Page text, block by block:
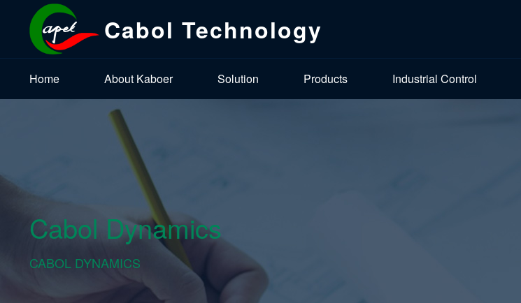
Cabol Technology
Home About Kaboer Solution Products Industrial Control
Cabol Dynamics
CABOL DYNAMICS